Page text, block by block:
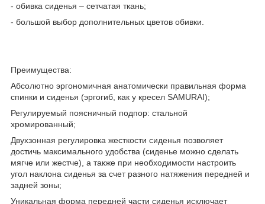
- обивка сиденья – сетчатая ткань;
- большой выбор дополнительных цветов обивки.
Преимущества:
Абсолютно эргономичная анатомически правильная форма
спинки и сиденья (эргогиб, как у кресел SAMURAI);
Регулируемый поясничный подпор: стальной
хромированный;
Двухзонная регулировка жесткости сиденья позволяет
достичь максимального удобства (сиденье можно сделать
мягче или жестче), а также при необходимости настроить
угол наклона сиденья за счет разного натяжения передней и
задней зоны;
Уникальная форма передней части сиденья исключает